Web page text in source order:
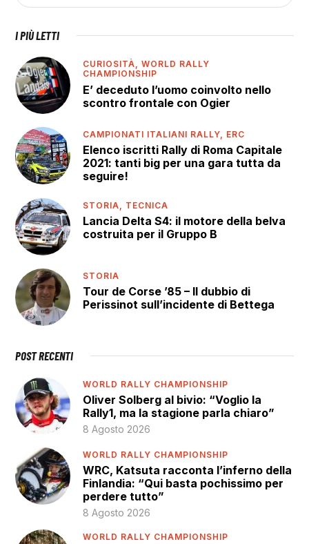
I PIÙ LETTI
CURIOSITÀ,WORLD RALLY
CHAMPIONSHIP
E’ deceduto l’uomo coinvolto nello
scontro frontale con Ogier
CAMPIONATI ITALIANI RALLY, ERC
Elenco iscritti Rally di Roma Capitale
2021: tanti big per una gara tutta da
seguire!
STORIA, TECNICA
Lancia Delta S4: il motore della belva
costruita per il Gruppo B
STORIA
Tour de Corse ’85 – Il dubbio di
Perissinot sull’incidente di Bettega
POST RECENTI
WORLD RALLY CHAMPIONSHIP
Oliver Solberg al bivio: “Voglio la
Rally1, ma la stagione parla chiaro”
8 Agosto 2026
WORLD RALLY CHAMPIONSHIP
WRC, Katsuta racconta l’inferno della
Finlandia: “Qui basta pochissimo per
perdere tutto”
8 Agosto 2026
WORLD RALLY CHAMPIONSHIP